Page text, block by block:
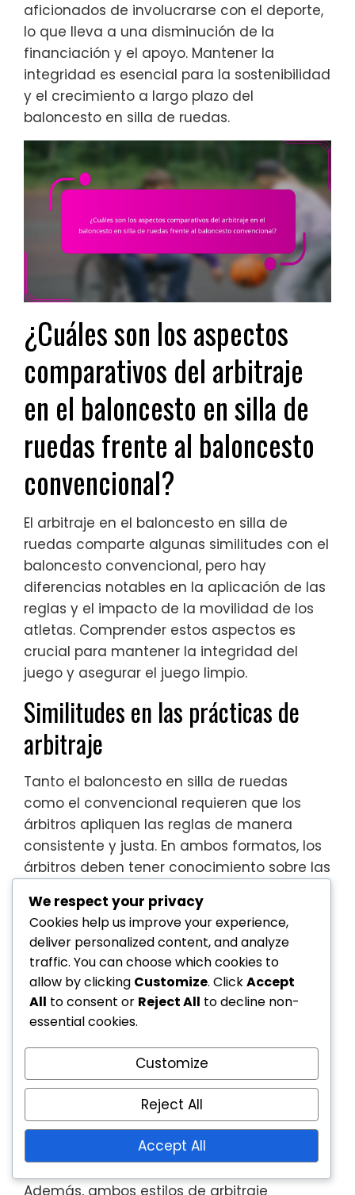
aficionados de involucrarse con el deporte,
lo que lleva a una disminución de la
financiación y el apoyo. Mantener la
integridad es esencial para la sostenibilidad
y el crecimiento a largo plazo del
baloncesto en silla de ruedas.
¿Cuáles son los aspectos
comparativos del arbitraje
en el baloncesto en silla de
ruedas frente al baloncesto
convencional?
El arbitraje en el baloncesto en silla de
ruedas comparte algunas similitudes con el
baloncesto convencional, pero hay
diferencias notables en la aplicación de las
reglas y el impacto de la movilidad de los
atletas. Comprender estos aspectos es
crucial para mantener la integridad del
juego y asegurar el juego limpio.
Similitudes en las prácticas de
arbitraje
Tanto el baloncesto en silla de ruedas
como el convencional requieren que los
árbitros apliquen las reglas de manera
consistente y justa. En ambos formatos, los
árbitros deben tener conocimiento sobre las
presencia en la cancha para gestionar el
comportamiento de los jugadores y el flujo
del juego.
Los árbitros en ambos tipos de baloncesto
están capacitados para comunicarse de
manera efectiva con jugadores y
entrenadores, utilizando señales y señales
verbales para indicar faltas, violaciones y
otros eventos del juego. Esta comunicación
es vital para asegurar que todos los
participantes comprendan las decisiones
que se están tomando.
Además, ambos estilos de arbitraje
We respect your privacy
Cookies help us improve your experience,
deliver personalized content, and analyze
traffic. You can choose which cookies to
allow by clicking Customize. ClickAccept
All to consent or Reject All to decline non-
essential cookies.
Customize
Reject All
Accept All